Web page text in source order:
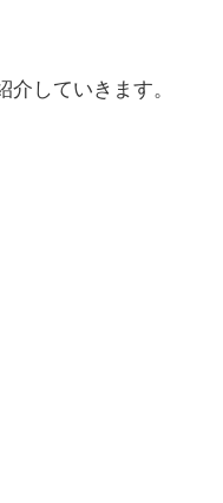
していきます。